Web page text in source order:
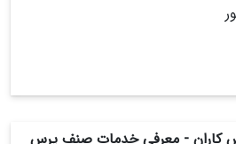
کاران - معرفی خدمات صنف پرس